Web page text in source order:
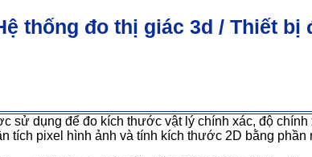
thống đo thị giác 3d / Thiết bị
sử dụng để đo kích thước vật lý chính xác, độ
tích pixel hình ảnh và tính kích thước 2D bằng phần